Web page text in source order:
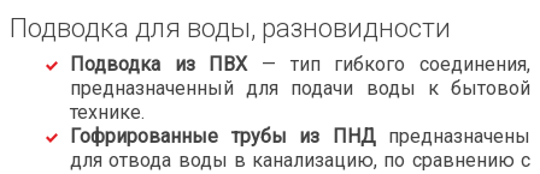
Подводка для воды, разновидности
Подводка из ПВХ— тип гибкого соединения,
предназначенный для подачи воды к бытовой
технике.
Гофрированные трубы из ПНД предназначены
для отвода воды в канализацию, по сравнению с